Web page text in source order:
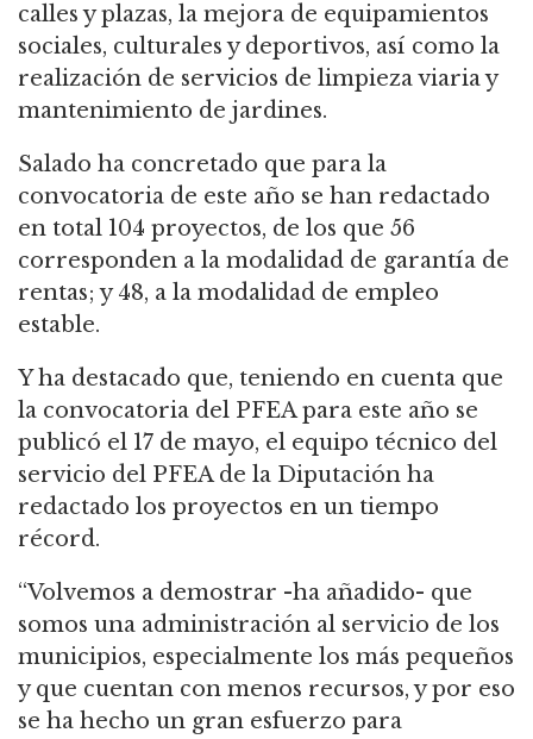
calles y plazas, la mejora de equipamientos
sociales, culturales y deportivos, así como la
realización de servicios de limpieza viaria y
mantenimiento de jardines.
Salado ha concretado que para la
convocatoria de este año se han redactado
en total 104 proyectos, de los que 56
corresponden a la modalidad de garantía de
rentas; y 48, a la modalidad de empleo
estable.
Y ha destacado que, teniendo en cuenta que
la convocatoria del PFEA para este año se
publicó el 17 de mayo, el equipo técnico del
servicio del PFEA de la Diputación ha
redactado los proyectos en un tiempo
récord.
“Volvemos a demostrar -ha añadido- que
somos una administración al servicio de los
municipios, especialmente los más pequeños
y que cuentan con menos recursos, y por eso
se ha hecho un gran esfuerzo para